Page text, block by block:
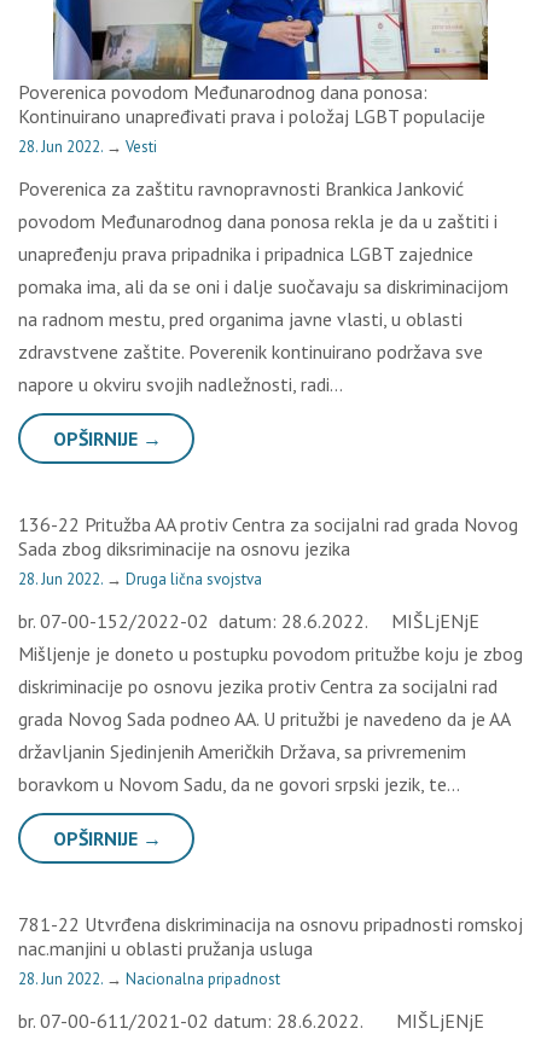
Poverenica povodom Međunarodnog dana ponosa:
Kontinuirano unapređivati prava i položaj LGBT populacije
28. Jun 2022. → Vesti
Poverenica za zaštitu ravnopravnosti Brankica Janković
povodom Međunarodnog dana ponosa rekla je da u zaštiti i
unapređenju prava pripadnika i pripadnica LGBT zajednice
pomaka ima, ali da se oni i dalje suočavaju sa diskriminacijom
na radnom mestu, pred organima javne vlasti, u oblasti
zdravstvene zaštite. Poverenik kontinuirano podržava sve
napore u okviru svojih nadležnosti, radi…
OPŠIRNIJE →
136-22 Pritužba AA protiv Centra za socijalni rad grada Novog
Sada zbog diksriminacije na osnovu jezika
28. Jun 2022. → Druga lična svojstva
br. 07-00-152/2022-02 datum: 28.6.2022. MIŠLjENjE
Mišljenje je doneto u postupku povodom pritužbe koju je zbog
diskriminacije po osnovu jezika protiv Centra za socijalni rad
grada Novog Sada podneo AA. U pritužbi je navedeno da je AA
državljanin Sjedinjenih Američkih Država, sa privremenim
boravkom u Novom Sadu, da ne govori srpski jezik, te…
OPŠIRNIJE →
781-22 Utvrđena diskriminacija na osnovu pripadnosti romskoj
nac.manjini u oblasti pružanja usluga
28. Jun 2022. → Nacionalna pripadnost
br. 07-00-611/2021-02 datum: 28.6.2022. MIŠLjENjE